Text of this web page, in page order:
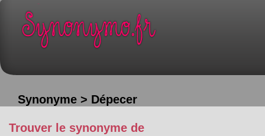
Synonyme > Dépecer
Trouver le synonyme de